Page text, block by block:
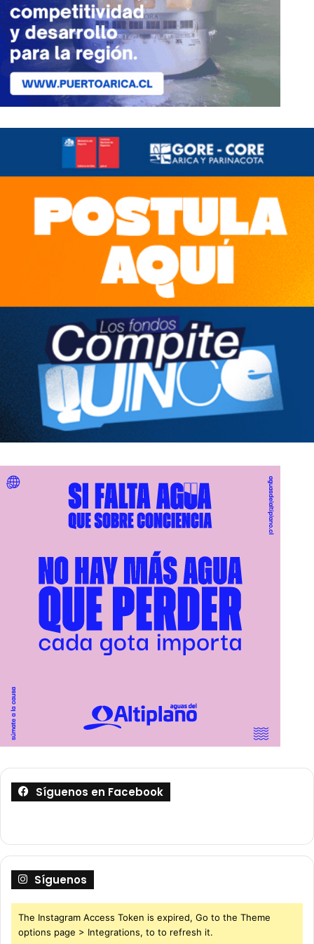
Síguenos en Facebook
Síguenos
The Instagram Access Token is expired, Go to the Theme
options page > Integrations, to to refresh it.